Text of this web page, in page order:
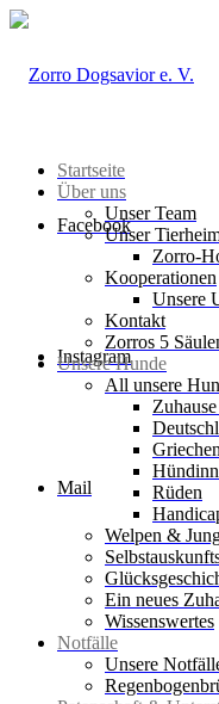
Facebook
Instagram
Mail
Startseite
Über uns
Unser Team
Unser
Zorro-
Kooperationen
Unsere
Kontakt
Zorros 5
Unsere Hunde
All unsere
Rüden
Welpen &
Ein neues
Wissenswertes
Notfälle
Unsere